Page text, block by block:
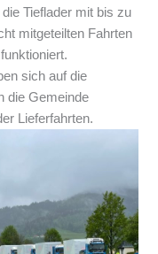
Tieflader mit bis zu
mitgeteilten Fahrten
sich auf die
die Gemeinde
Lieferfahrten.